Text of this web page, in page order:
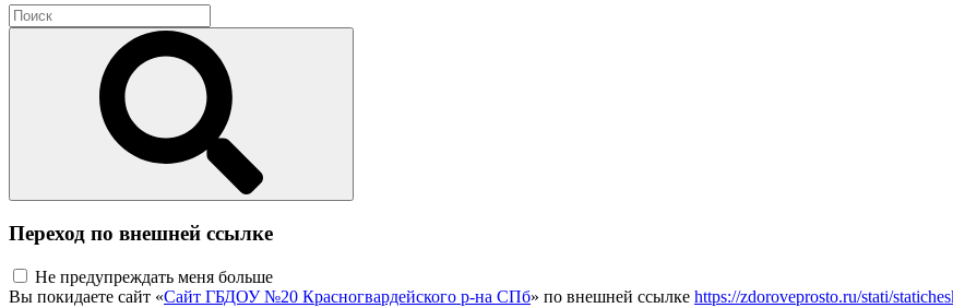
Переход по внешней ссылке
Не предупреждать меня больше
Вы покидаете сайт «Сайт ГБДОУ №20 Красногвардейского р-на СПб» по внешней ссылке https://zdoroveprosto.ru/stati/